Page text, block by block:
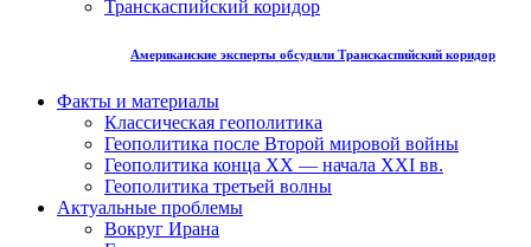
Американские эксперты обсудили Транскаспийский коридор
Факты и материалы
Классическая геополитика
Геополитика после Второй мировой войны
Геополитика конца XX — начала XXI вв.
Геополитика третьей волны
Актуальные проблемы
Вокруг Ирана